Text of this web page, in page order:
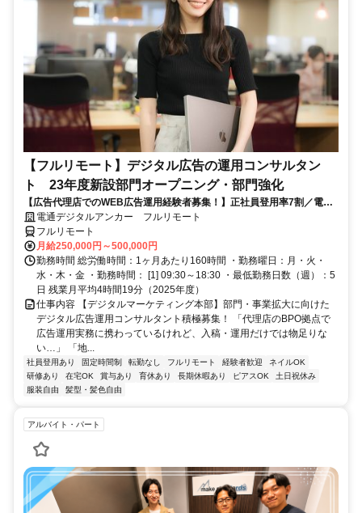
【フルリモート】デジタル広告の運用コンサルタン
ト 23年度新設部門オープニング・部門強化
【広告代理店でのWEB広告運用経験者募集！】正社員登用率7割／電通
G／全国×完全在宅／年休126日・土日祝休み／残業月平均4時間19分
電通デジタルアンカー フルリモート
フルリモート
月給250,000円～500,000円
勤務時間 総労働時間：1ヶ月あたり160時間 ・勤務曜日：月・火・
水・木・金 ・勤務時間： [1] 09:30～18:30 ・最低勤務日数（週）：5
日 残業月平均4時間19分（2025年度）
仕事内容 【デジタルマーケティング本部】部門・事業拡大に向けた
デジタル広告運用コンサルタント積極募集！ 「代理店のBPO拠点で
広告運用実務に携わっているけれど、入稿・運用だけでは物足りな
い…」 「地...
社員登用あり 固定時間制 転勤なし フルリモート 経験者歓迎
ネイルOK
研修あり
在宅OK 賞与あり 育休あり 長期休暇あり ピアスOK
土日祝休み
服装自由
髪型・髪色自由
アルバイト・パート